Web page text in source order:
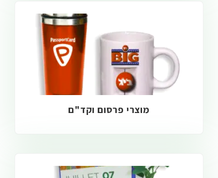
מוצרי פרסום וקד"ם